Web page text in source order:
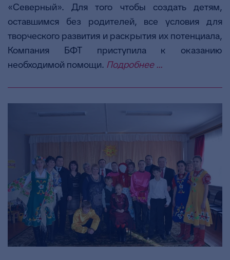
«Северный». Для того чтобы создать детям,
оставшимся без родителей, все условия для
творческого развития и раскрытия их потенциала,
Компания БФТ приступила к оказанию
необходимой помощи. Подробнее ...